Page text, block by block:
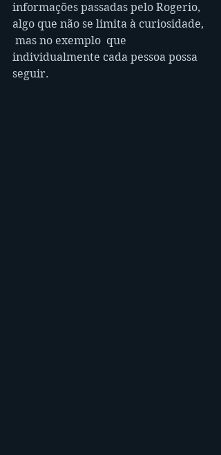
informações passadas pelo Rogerio,
algo que não se limita à curiosidade,
mas no exemplo  que
individualmente cada pessoa possa
seguir.